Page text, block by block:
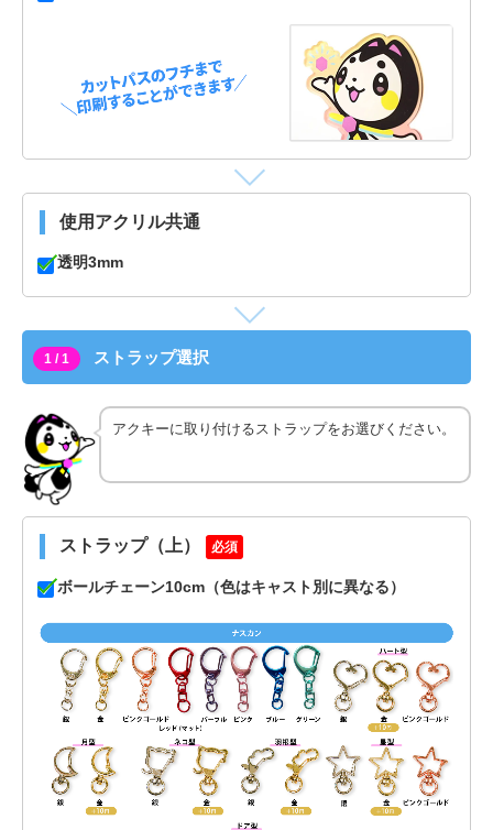
使用アクリル共通
透明3mm
1 / 1 ストラップ選択
アクキーに取り付けるストラップをお選びください。
ストラップ（上） 必須
ボールチェーン10cm（色はキャスト別に異なる）